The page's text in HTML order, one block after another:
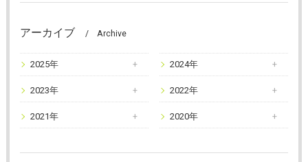
アーカイブ Archive
2025年 2024年
2023年 2022年
2021年 2020年